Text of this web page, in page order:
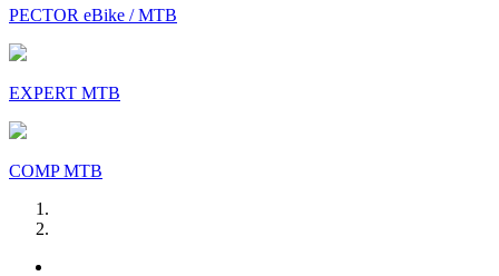
PECTOR eBike / MTB
EXPERT MTB
COMP MTB